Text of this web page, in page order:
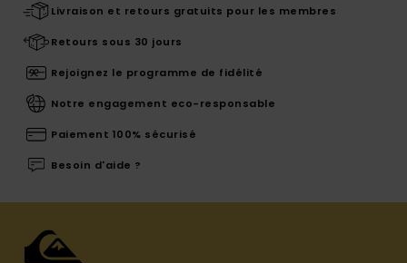
Livraison et retours gratuits pour les membres
Retours sous 30 jours
Rejoignez le programme de fidélité
Notre engagement eco-responsable
Paiement 100% sécurisé
Besoin d'aide ?